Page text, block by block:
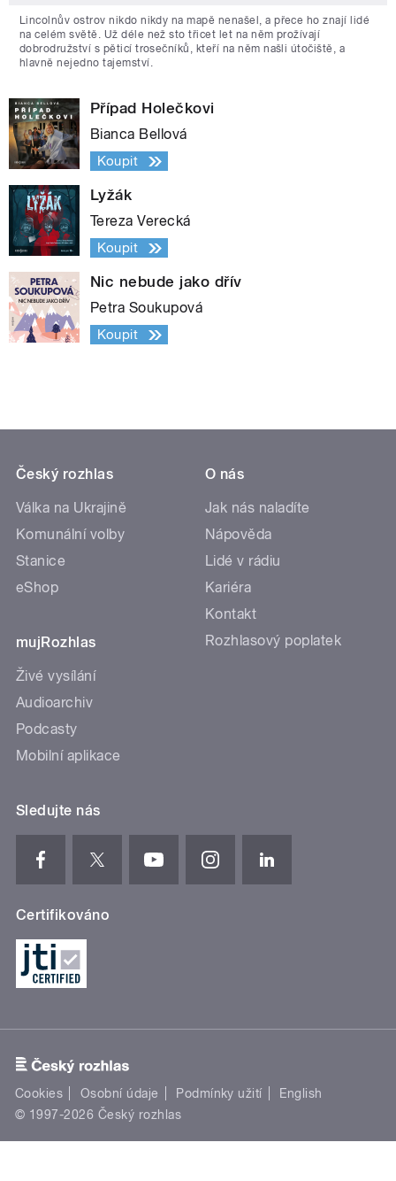
Lincolnův ostrov nikdo nikdy na mapě nenašel, a přece ho znají lidé
na celém světě. Už déle než sto třicet let na něm prožívají
dobrodružství s pěticí trosečníků, kteří na něm našli útočiště, a
hlavně nejedno tajemství.
Případ Holečkovi
Bianca Bellová
Koupit
Lyžák
Tereza Verecká
Koupit
Nic nebude jako dřív
Petra Soukupová
Koupit
Český rozhlas
Válka na Ukrajině
Komunální volby
Stanice
eShop
mujRozhlas
Živé vysílání
Audioarchiv
Podcasty
Mobilní aplikace
O nás
Jak nás naladíte
Nápověda
Lidé v rádiu
Kariéra
Kontakt
Rozhlasový poplatek
Sledujte nás
Certifikováno
Cookies Osobní údaje Podmínky užití
English
© 1997-2026 Český rozhlas